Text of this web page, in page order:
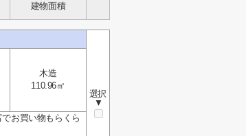
建物面積
選択
▼
木造
110.96㎡
お買い物もらくら